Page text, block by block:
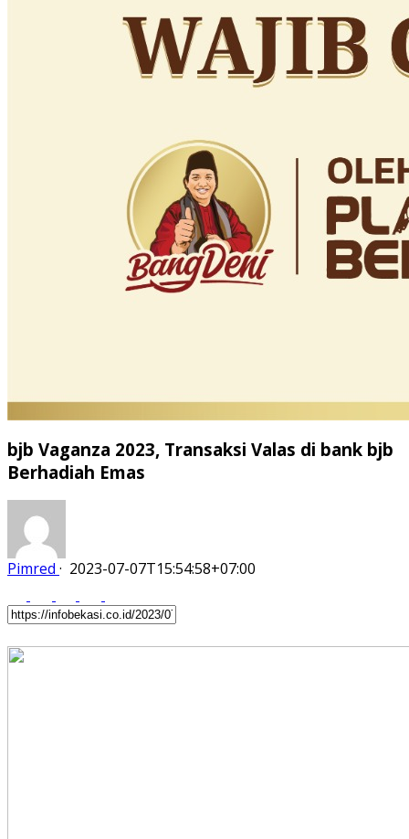
bjb Vaganza 2023, Transaksi Valas di bank bjb
Berhadiah Emas
Pimred · 2023-07-07T15:54:58+07:00